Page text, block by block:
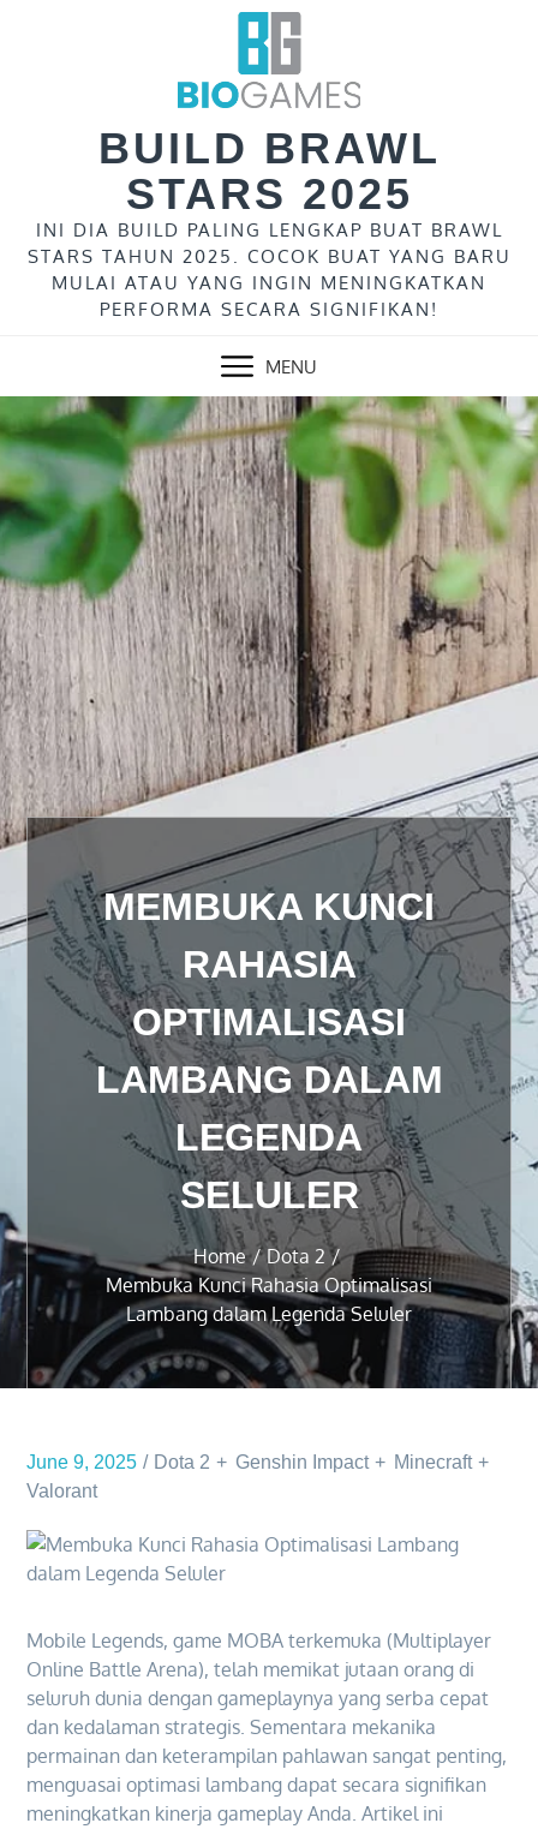
BUILD BRAWL
STARS 2025
INI DIA BUILD PALING LENGKAP BUAT BRAWL
STARS TAHUN 2025. COCOK BUAT YANG BARU
MULAI ATAU YANG INGIN MENINGKATKAN
PERFORMA SECARA SIGNIFIKAN!
MENU
MEMBUKA KUNCI
RAHASIA
OPTIMALISASI
LAMBANG DALAM
LEGENDA
SELULER
Home
Dota 2
Membuka Kunci Rahasia Optimalisasi
Lambang dalam Legenda Seluler
June 9, 2025 Dota 2 Genshin Impact
Minecraft
Valorant
Mobile Legends, game MOBA terkemuka (Multiplayer
Online Battle Arena), telah memikat jutaan orang di
seluruh dunia dengan gameplaynya yang serba cepat
dan kedalaman strategis. Sementara mekanika
permainan dan keterampilan pahlawan sangat penting,
menguasai optimasi lambang dapat secara signifikan
meningkatkan kinerja gameplay Anda. Artikel ini